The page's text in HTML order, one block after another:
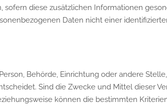
diese zusätzlichen Informationen
Daten nicht einer
Behörde, Einrichtung oder andere
Sind die Zwecke und Mittel dieser
können die bestimmten